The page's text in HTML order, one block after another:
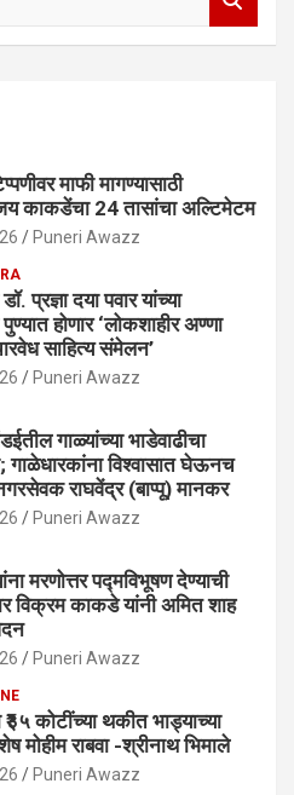
माफी मागण्यासाठी
काकडेंचा 24 तासांचा अल्टिमेटम
Puneri Awazz
प्रज्ञा दया पवार यांच्या
होणार ‘लोकशाहीर अण्णा
साहित्य संमेलन’
Puneri Awazz
गाळ्यांच्या भाडेवाढीचा
गाळेधारकांना विश्वासात घेऊनच
राघवेंद्र (बाप्पू) मानकर
Puneri Awazz
मरणोत्तर पद्मविभूषण देण्याची
विक्रम काकडे यांनी अमित शाह
Puneri Awazz
₹३५ कोटींच्या थकीत भाड्याच्या
मोहीम राबवा -श्रीनाथ भिमाले
Puneri Awazz